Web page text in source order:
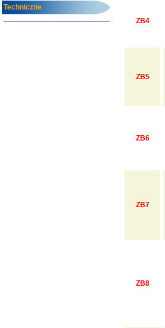
Techniczne
ZB4
ZB5
ZB6
ZB7
ZB8